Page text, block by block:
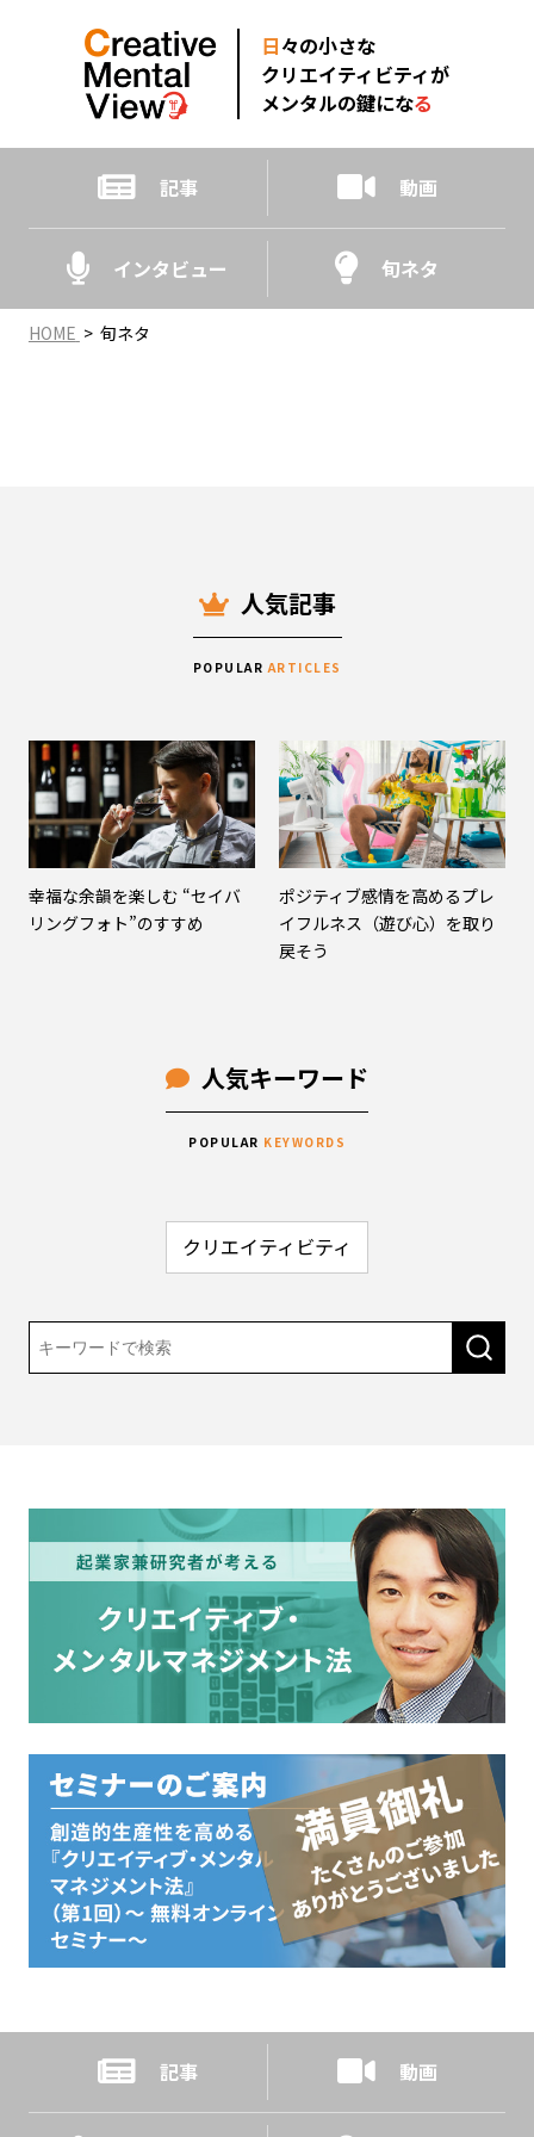
日々の小さな
クリエイティビティが
メンタルの鍵になる
記事 動画
インタビュー 旬ネタ
HOME > 旬ネタ
人気記事
POPULARARTICLES
幸福な余韻を楽しむ “セイバ
リングフォト”のすすめ
ポジティブ感情を高めるプレ
イフルネス（遊び心）を取り
戻そう
人気キーワード
POPULAR KEYWORDS
クリエイティビティ
記事 動画